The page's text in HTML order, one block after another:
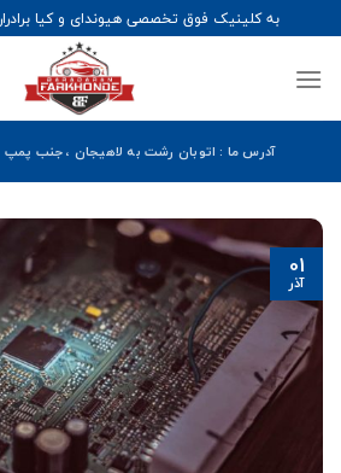
to
content
به کلینیک فوق تخصصی هیوندای و کیا
آدرس ما : اتوبان رشت به لاهیجان ، جنب پمپ
01
آذر